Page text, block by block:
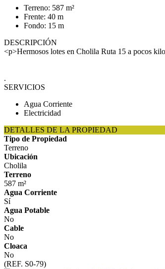
Terreno: 587 m²
Frente: 40 m
Fondo: 15 m
DESCRIPCIÓN
<p>Hermosos lotes en Cholila Ruta 15 a pocos
.
SERVICIOS
Agua Corriente
Electricidad
DETALLES DE LA PROPIEDAD
Tipo de Propiedad
Terreno
Ubicación
Cholila
Terreno
587 m²
Agua Corriente
Sí
Agua Potable
No
Cable
No
Cloaca
No
(REF. S0-79)